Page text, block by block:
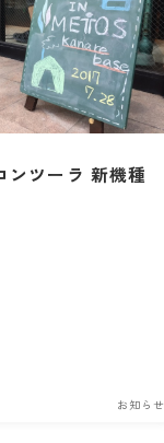
ンツーラ 新機種
お知らせ